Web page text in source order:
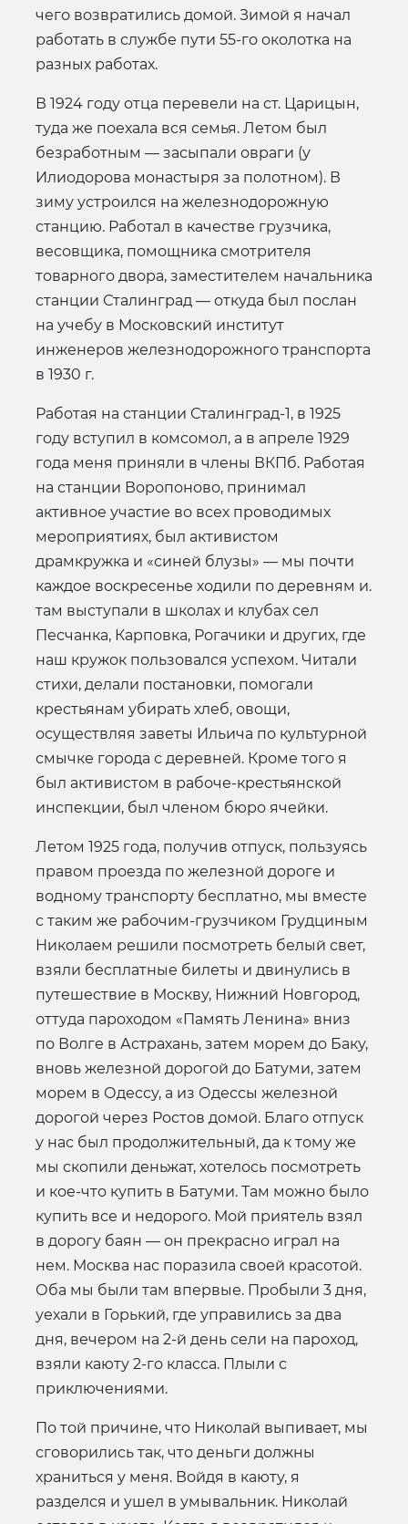
чего возвратились домой. Зимой я начал
работать в службе пути 55-го околотка на
разных работах.
В 1924 году отца перевели на ст. Царицын,
туда же поехала вся семья. Летом был
безработным — засыпали овраги (у
Илиодорова монастыря за полотном). В
зиму устроился на железнодорожную
станцию. Работал в качестве грузчика,
весовщика, помощника смотрителя
товарного двора, заместителем начальника
станции Сталинград — откуда был послан
на учебу в Московский институт
инженеров железнодорожного транспорта
в 1930 г.
Работая на станции Сталинград-1, в 1925
году вступил в комсомол, а в апреле 1929
года меня приняли в члены ВКПб. Работая
на станции Воропоново, принимал
активное участие во всех проводимых
мероприятиях, был активистом
драмкружка и «синей блузы» — мы почти
каждое воскресенье ходили по деревням и.
там выступали в школах и клубах сел
Песчанка, Карповка, Рогачики и других, где
наш кружок пользовался успехом. Читали
стихи, делали постановки, помогали
крестьянам убирать хлеб, овощи,
осуществляя заветы Ильича по культурной
смычке города с деревней. Кроме того я
был активистом в рабоче-крестьянской
инспекции, был членом бюро ячейки.
Летом 1925 года, получив отпуск, пользуясь
правом проезда по железной дороге и
водному транспорту бесплатно, мы вместе
с таким же рабочим-грузчиком Грудциным
Николаем решили посмотреть белый свет,
взяли бесплатные билеты и двинулись в
путешествие в Москву, Нижний Новгород,
оттуда пароходом «Память Ленина» вниз
по Волге в Астрахань, затем морем до Баку,
вновь железной дорогой до Батуми, затем
морем в Одессу, а из Одессы железной
дорогой через Ростов домой. Благо отпуск
у нас был продолжительный, да к тому же
мы скопили деньжат, хотелось посмотреть
и кое-что купить в Батуми. Там можно было
купить все и недорого. Мой приятель взял
в дорогу баян — он прекрасно играл на
нем. Москва нас поразила своей красотой.
Оба мы были там впервые. Пробыли 3 дня,
уехали в Горький, где управились за два
дня, вечером на 2-й день сели на пароход,
взяли каюту 2-го класса. Плыли с
приключениями.
По той причине, что Николай выпивает, мы
сговорились так, что деньги должны
храниться у меня. Войдя в каюту, я
разделся и ушел в умывальник. Николай